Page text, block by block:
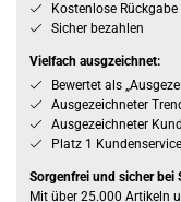
Kostenlose Rückgabe
Sicher bezahlen
Vielfach ausgzeichnet:
Bewertet als
Ausgezeichneter
Ausgezeichneter
Platz 1
Sorgenfrei und sicher bei
Mit über 25.000 Artikeln